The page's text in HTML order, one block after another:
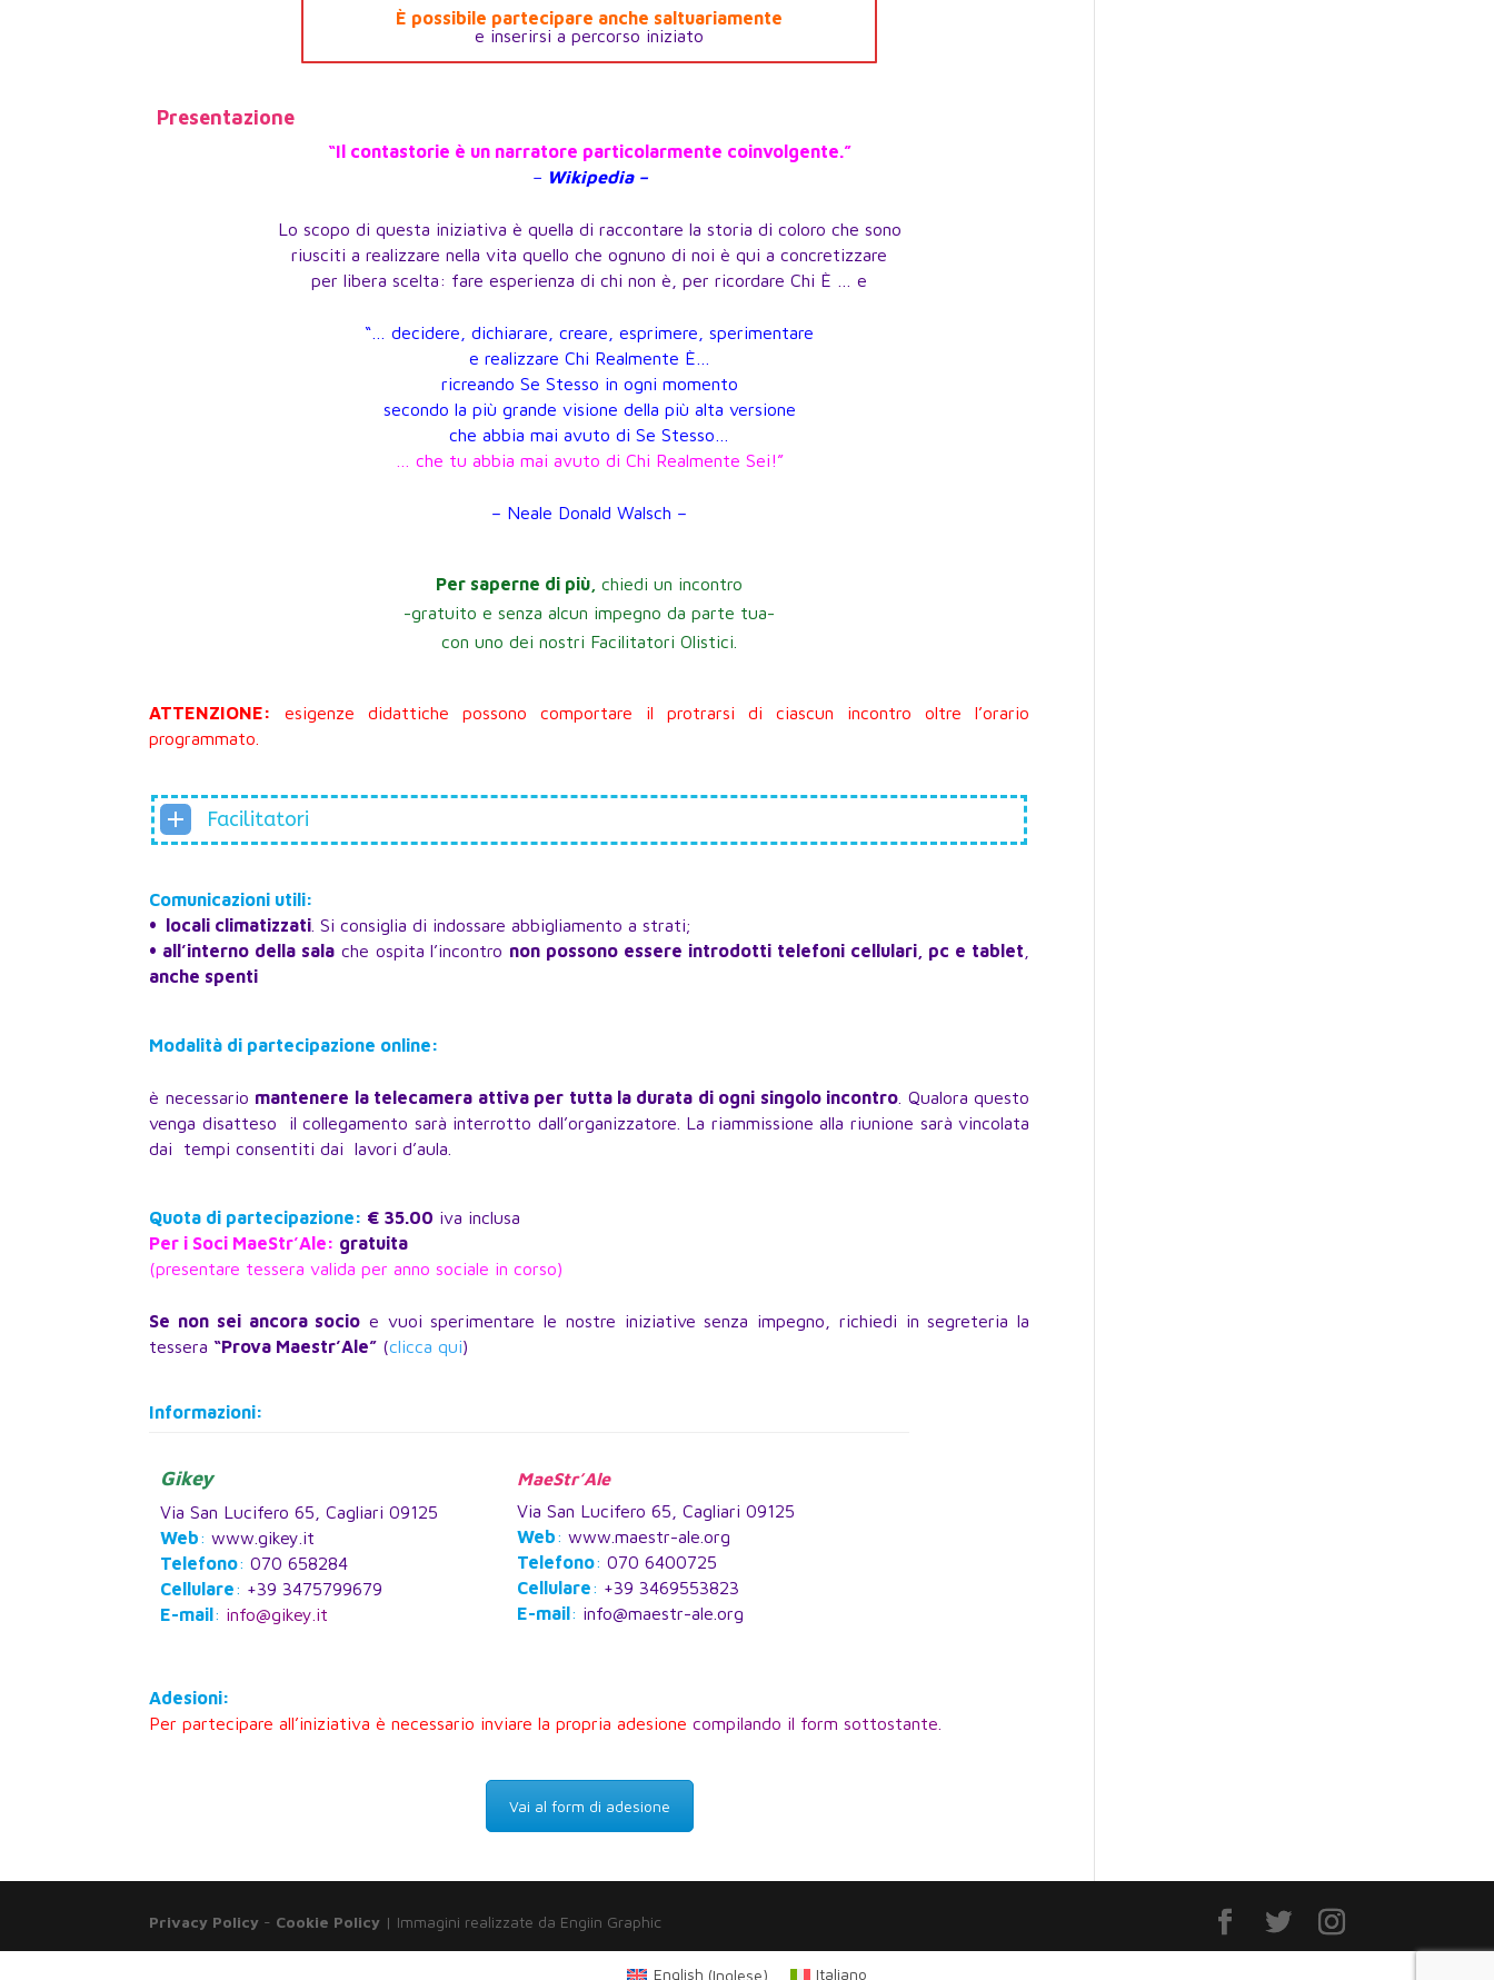
È possibile partecipare anche saltuariamente
e inserirsi a percorso iniziato
Presentazione
“Il contastorie è un narratore particolarmente coinvolgente.”
– Wikipedia –
Lo scopo di questa iniziativa è quella di raccontare la storia di coloro che sono
riusciti a realizzare nella vita quello che ognuno di noi è qui a concretizzare
per libera scelta: fare esperienza di chi non è, per ricordare Chi È … e
“… decidere, dichiarare, creare, esprimere, sperimentare
e realizzare Chi Realmente È…
ricreando Se Stesso in ogni momento
secondo la più grande visione della più alta versione
che abbia mai avuto di Se Stesso…
… che tu abbia mai avuto di Chi Realmente Sei!”
– Neale Donald Walsch –
Per saperne di più,chiedi un incontro
-gratuito e senza alcun impegno da parte tua-
con uno dei nostri Facilitatori Olistici.
ATTENZIONE:
esigenze didattiche possono comportare il protrarsi di ciascun incontro oltre l’orario
programmato.
Facilitatori
Comunicazioni utili:
• locali climatizzati . Si consiglia di indossare abbigliamento a strati;
• all’interno della salache ospita l’incontro non possono essere introdotti telefoni cellulari, pc e tablet
anche spenti
Modalità di partecipazione online:
è necessario mantenere la telecamera attiva per tutta la durata di ogni singolo incontro . Qualora questo
venga disatteso il collegamento sarà interrotto dall’organizzatore. La riammissione alla riunione sarà vincolata
dai tempi consentiti dai lavori d’aula.
Quota di partecipazione: € 35.00 iva inclusa
Per i Soci MaeStr’Ale: gratuita
(presentare tessera valida per anno sociale in corso)
Se non sei ancora socio e vuoi sperimentare le nostre iniziative senza impegno, richiedi in segreteria la
tessera “Prova Maestr’Ale” (clicca qui)
Informazioni:
Gikey
Via San Lucifero 65, Cagliari 09125
Web: www.gikey.it
Telefono: 070 658284
Cellulare: +39 3475799679
E-mail: info@gikey.it
MaeStr’Ale
Via San Lucifero 65, Cagliari 09125
Web: www.maestr-ale.org
Telefono: 070 6400725
Cellulare: +39 3469553823
E-mail: info@maestr-ale.org
Adesioni:
Per partecipare all’iniziativa è necessario inviare la propria adesione compilando il form sottostante.
Vai al form di adesione
Privacy Policy - Cookie Policy | Immagini realizzate da Engiin Graphic
English (Inglese) Italiano